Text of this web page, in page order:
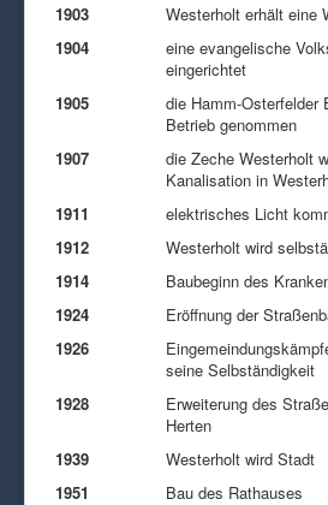
1903
Westerholt erhält eine
1904
eine evangelische
eingerichtet
1905
die Hamm-Osterfelder
Betrieb genommen
1907
die Zeche Westerholt
Kanalisation in
1911
elektrisches Licht
1912
Westerholt wird
1914
Baubeginn des
1924
Eröffnung der
1926
seine Selbständigkeit
1928
Erweiterung des
Herten
1939
Westerholt wird Stadt
1951
Bau des Rathauses